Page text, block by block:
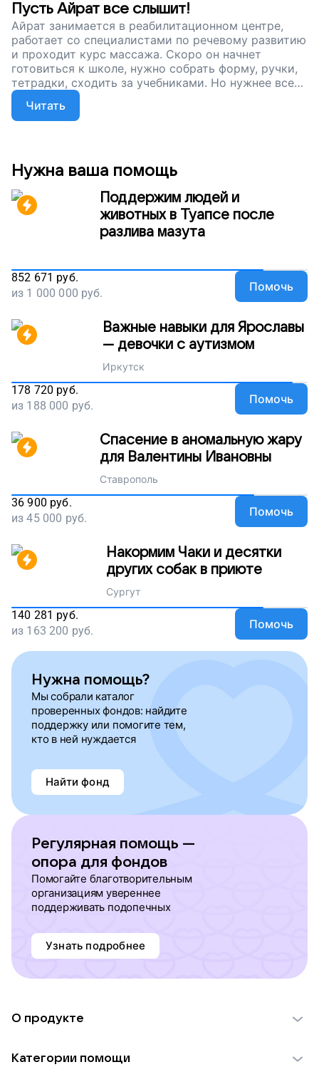
Пусть Айрат все слышит!
Айрат занимается в реабилитационном центре,
работает со специалистами по речевому развитию
и проходит курс массажа. Скоро он начнет
готовиться к школе, нужно собрать форму, ручки,
тетрадки, сходить за учебниками. Но нужнее всего
Айрату слуховой аппарат – без него юноша плохо
слышит и не может учиться. Сейчас мы собираем
деньги на современное оборудование для
Читать
Нужна ваша помощь
Поддержим людей и
животных в Туапсе после
разлива мазута
852 671 руб.
из 1 000 000 руб. Помочь
Важные навыки для Ярославы
— девочки с аутизмом
Иркутск
178 720 руб.
из 188 000 руб. Помочь
Спасение в аномальную жару
для Валентины Ивановны
Ставрополь
36 900 руб.
из45 000 руб. Помочь
Накормим Чаки и десятки
других собак в приюте
Сургут
140 281 руб.
из 163 200 руб. Помочь
Нужна помощь?
Мы собрали каталог
проверенных фондов: найдите
поддержку или помогите тем,
кто в ней нуждается
Найти фонд
Регулярная помощь —
опора для фондов
Помогайте благотворительным
организациям увереннее
поддерживать подопечных
Узнать подробнее
О продукте
Категории помощи